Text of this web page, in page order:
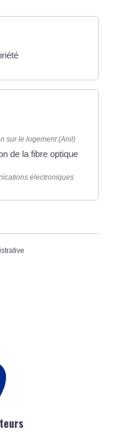
sur le logement (Anil)
de la fibre optique
électroniques